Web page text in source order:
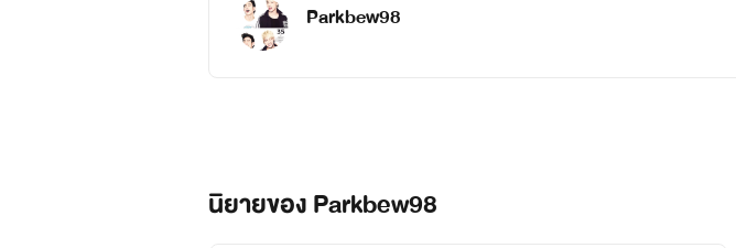
Parkbew98
นิยายของ Parkbew98